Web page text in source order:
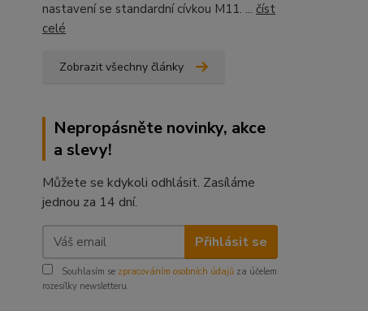
nastavení se standardní cívkou M11. ... číst
celé
Zobrazit všechny články
Nepropásněte novinky, akce
a slevy!
Můžete se kdykoli odhlásit. Zasíláme
jednou za 14 dní.
Přihlásit se
Souhlasím se zpracováním osobních údajů za účelem
rozesílky newsletteru.